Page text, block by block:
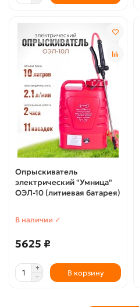
Опрыскиватель
электрический "Умница"
ОЭЛ-10 (литиевая батарея)
В наличии ✓
5625 ₽
В корзину